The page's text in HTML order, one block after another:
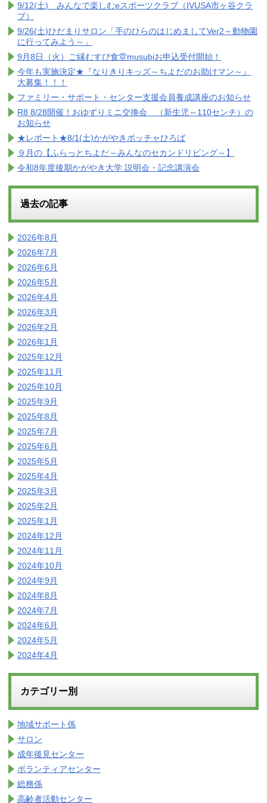
9/12(土) みんなで楽しむeスポーツクラブ（IVUSA市ヶ谷クラ
ブ）
9/26(土)ひだまりサロン「手のひらのはじめましてVer2～動物園
に行ってみよう～」
9月8日（火）ご縁むすび食堂musubiお申込受付開始！
今年も実施決定★『なりきりキッズ～ちよだのお助けマン～』
大募集！！！
ファミリー・サポート・センター支援会員養成講座のお知らせ
R8 8/28開催！おゆずりミニ交換会 （新生児～110センチ）の
お知らせ
★レポート★8/1(土)かがやきボッチャひろば
９月の【ふらっとちよだ～みんなのセカンドリビング～】
令和8年度後期かがやき大学 説明会・記念講演会
過去の記事
2026年8月
2026年7月
2026年6月
2026年5月
2026年4月
2026年3月
2026年2月
2026年1月
2025年12月
2025年11月
2025年10月
2025年9月
2025年8月
2025年7月
2025年6月
2025年5月
2025年4月
2025年3月
2025年2月
2025年1月
2024年12月
2024年11月
2024年10月
2024年9月
2024年8月
2024年7月
2024年6月
2024年5月
2024年4月
カテゴリー別
地域サポート係
サロン
成年後見センター
ボランティアセンター
総務係
高齢者活動センター